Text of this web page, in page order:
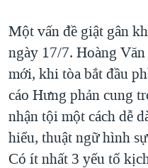
Một vấn đề giật gân
ngày 17/7. Hoàng
mới, khi tòa bắt đầu
cáo Hưng phản cung
nhận tội một cách dễ
hiểu, thuật ngữ hình
Có ít nhất 3 yếu tố